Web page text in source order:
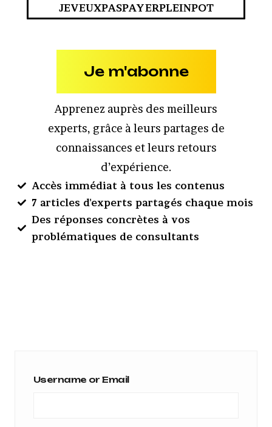
JEVEUXPASPAYERPLEINPOT
Je m'abonne
Apprenez auprès des meilleurs
experts, grâce à leurs partages de
connaissances et leurs retours
d’expérience.
Accès immédiat à tous les contenus
7 articles d'experts partagés chaque mois
Des réponses concrètes à vos
problématiques de consultants
Username or Email